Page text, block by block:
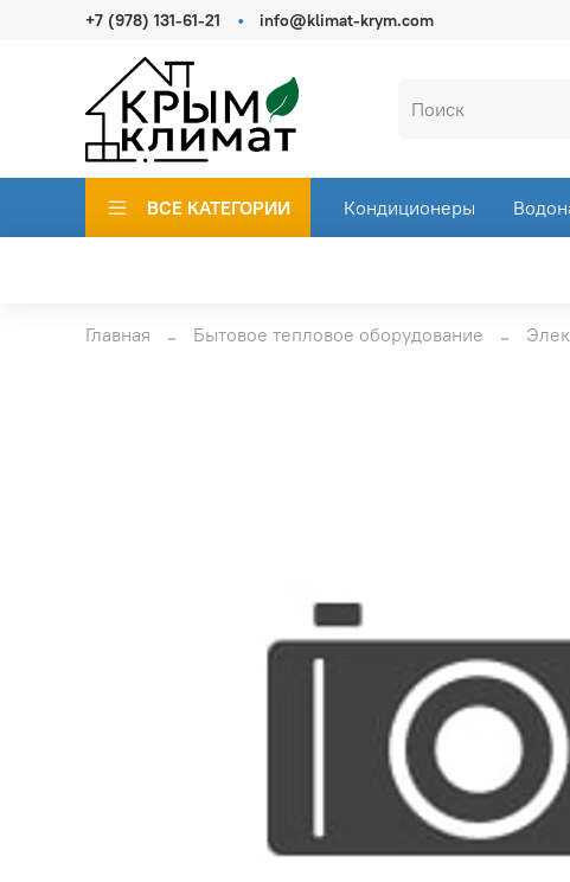
+7 (978) 131-61-21 info@klimat-krym.com
ВСЕ КАТЕГОРИИ Кондиционеры
Главная Бытовое тепловое оборудование